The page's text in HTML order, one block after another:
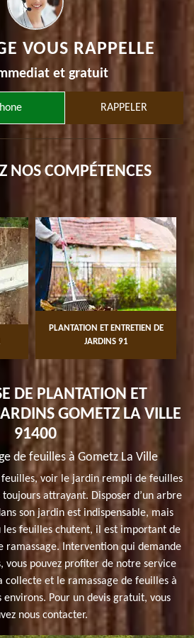
VOUS RAPPELLE
et gratuit
NOS COMPÉTENCES
PLANTATION ET ENTRETIEN DE
JARDINS 91
DE PLANTATION ET
GOMETZ LA VILLE
91400
de feuilles à Gometz La Ville
feuilles, voir le jardin rempli de feuilles
toujours attrayant. Disposer d’un arbre
son jardin est indispensable, mais
les feuilles chutent, il est important de
ramassage. Intervention qui demande
vous pouvez profiter de notre service
collecte et le ramassage de feuilles à
environs. Pour un devis gratuit, vous
nous contacter.